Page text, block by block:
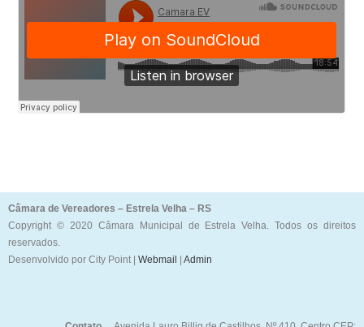
Câmara de Vereadores – Estrela Velha – RS
Copyright © 2020 Câmara Municipal de Estrela Velha. Todos os direitos
reservados.
Desenvolvido por City Point | Webmail Admin